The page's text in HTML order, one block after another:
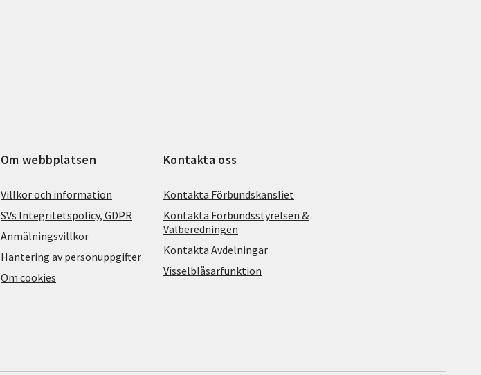
Om webbplatsen
Villkor och information
SVs Integritetspolicy, GDPR
Anmälningsvillkor
Hantering av personuppgifter
Om cookies
Kontakta oss
Kontakta Förbundskansliet
Kontakta Förbundsstyrelsen &
Valberedningen
Kontakta Avdelningar
Visselblåsarfunktion